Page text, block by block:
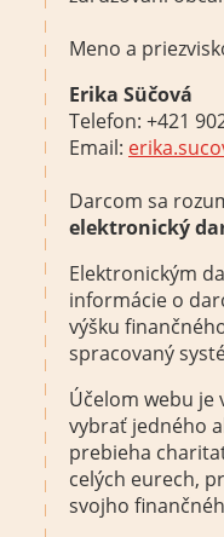
Meno a
Erika Süčová
Telefon: +421
Email:
Darcom sa
elektronický
Elektronickým
informácie o
výšku
spracovaný
Účelom webu
vybrať jedného
prebieha
celých eurech,
svojho